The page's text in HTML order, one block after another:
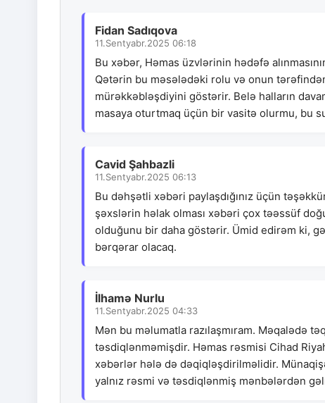
Fidan Sadıqova
11.Sentyabr.2025 06:18
Bu xəbər, Həmas üzvlərinin hədəfə
Qətərin bu məsələdəki rolu və onun
mürəkkəbləşdiyini göstərir. Belə halların
masaya oturtmaq üçün bir vasitə olurmu, bu
Cavid Şahbazli
11.Sentyabr.2025 06:13
Bu dəhşətli xəbəri paylaşdığınız üçün
şəxslərin həlak olması xəbəri çox təəssüf
olduğunu bir daha göstərir. Ümid edirəm ki,
bərqərar olacaq.
İlhamə Nurlu
11.Sentyabr.2025 04:33
Mən bu məlumatla razılaşmıram. Məqalədə
təsdiqlənməmişdir. Həmas rəsmisi Cihad
xəbərlər hələ də dəqiqləşdirilməlidir.
yalnız rəsmi və təsdiqlənmiş mənbələrdən